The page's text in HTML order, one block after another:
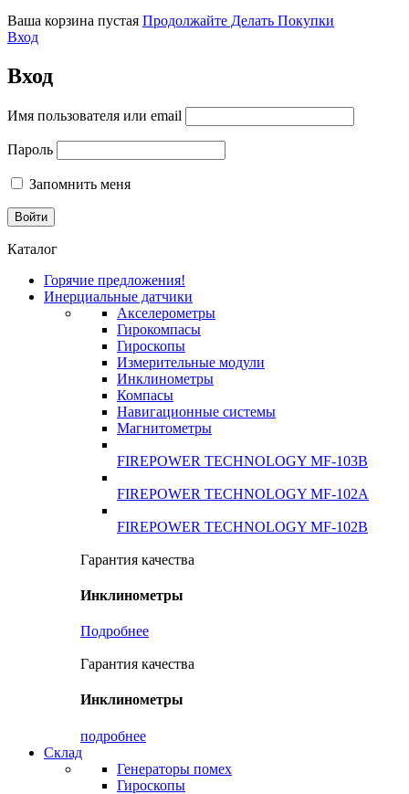
Ваша корзина пустая Продолжайте Делать Покупки
Вход
Вход
Имя пользователя или email
Пароль
Запомнить меня
Каталог
Горячие предложения!
Инерциальные датчики
Акселерометры
Гирокомпасы
Гироскопы
Измерительные модули
Инклинометры
Компасы
Навигационные системы
Магнитометры
FIREPOWER TECHNOLOGY MF-103B
FIREPOWER TECHNOLOGY MF-102A
FIREPOWER TECHNOLOGY MF-102B
Гарантия качества
Инклинометры
Подробнее
Гарантия качества
Инклинометры
подробнее
Склад
Генераторы помех
Гироскопы